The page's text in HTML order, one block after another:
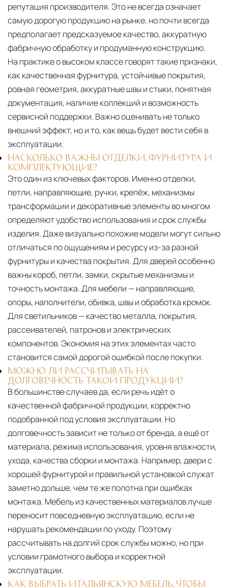
репутация производителя. Это не всегда означает
самую дорогую продукцию на рынке, но почти всегда
предполагает предсказуемое качество, аккуратную
фабричную обработку и продуманную конструкцию.
На практике о высоком классе говорят такие признаки,
как качественная фурнитура, устойчивые покрытия,
ровная геометрия, аккуратные швы и стыки, понятная
документация, наличие коллекций и возможность
сервисной поддержки. Важно оценивать не только
внешний эффект, но и то, как вещь будет вести себя в
эксплуатации.
НАСКОЛЬКО ВАЖНЫ ОТДЕЛКИ, ФУРНИТУРА И
КОМПЛЕКТУЮЩИЕ?
Это один из ключевых факторов. Именно отделки,
петли, направляющие, ручки, крепёж, механизмы
трансформации и декоративные элементы во многом
определяют удобство использования и срок службы
изделия. Даже визуально похожие модели могут сильно
отличаться по ощущениям и ресурсу из-за разной
фурнитуры и качества покрытия. Для дверей особенно
важны короб, петли, замки, скрытые механизмы и
точность монтажа. Для мебели — направляющие,
опоры, наполнители, обивка, швы и обработка кромок.
Для светильников — качество металла, покрытия,
рассеивателей, патронов и электрических
компонентов. Экономия на этих элементах часто
становится самой дорогой ошибкой после покупки.
МОЖНО ЛИ РАССЧИТЫВАТЬ НА
ДОЛГОВЕЧНОСТЬ ТАКОЙ ПРОДУКЦИИ?
В большинстве случаев да, если речь идёт о
качественной фабричной продукции, корректно
подобранной под условия эксплуатации. Но
долговечность зависит не только от бренда, а ещё от
материала, режима использования, уровня влажности,
ухода, качества сборки и монтажа. Например, двери с
хорошей фурнитурой и правильной установкой служат
заметно дольше, чем те же полотна при ошибках
монтажа. Мебель из качественных материалов лучше
переносит повседневную эксплуатацию, если не
нарушать рекомендации по уходу. Поэтому
рассчитывать на долгий срок службы можно, но при
условии грамотного выбора и корректной
эксплуатации.
КАК ВЫБРАТЬ ИТАЛЬЯНСКУЮ МЕБЕЛЬ, ЧТОБЫ